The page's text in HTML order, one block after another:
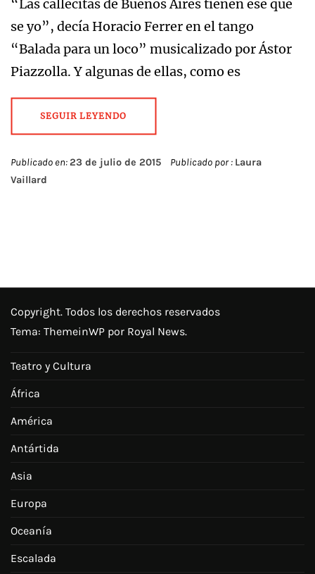
“Las callecitas de Buenos Aires tienen ese qué
se yo”, decía Horacio Ferrer en el tango
“Balada para un loco” musicalizado por Ástor
Piazzolla. Y algunas de ellas, como es
SEGUIR LEYENDO
Publicado en:23 de julio de 2015 Publicado por : Laura
Vaillard
Copyright. Todos los derechos reservados
Tema: ThemeinWP por Royal News.
Teatro y Cultura
África
América
Antártida
Asia
Europa
Oceanía
Escalada